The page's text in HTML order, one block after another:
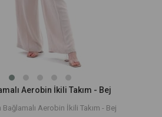
Aerobin İkili Takım - Bej
Bağlamalı Aerobin İkili Takım - Bej